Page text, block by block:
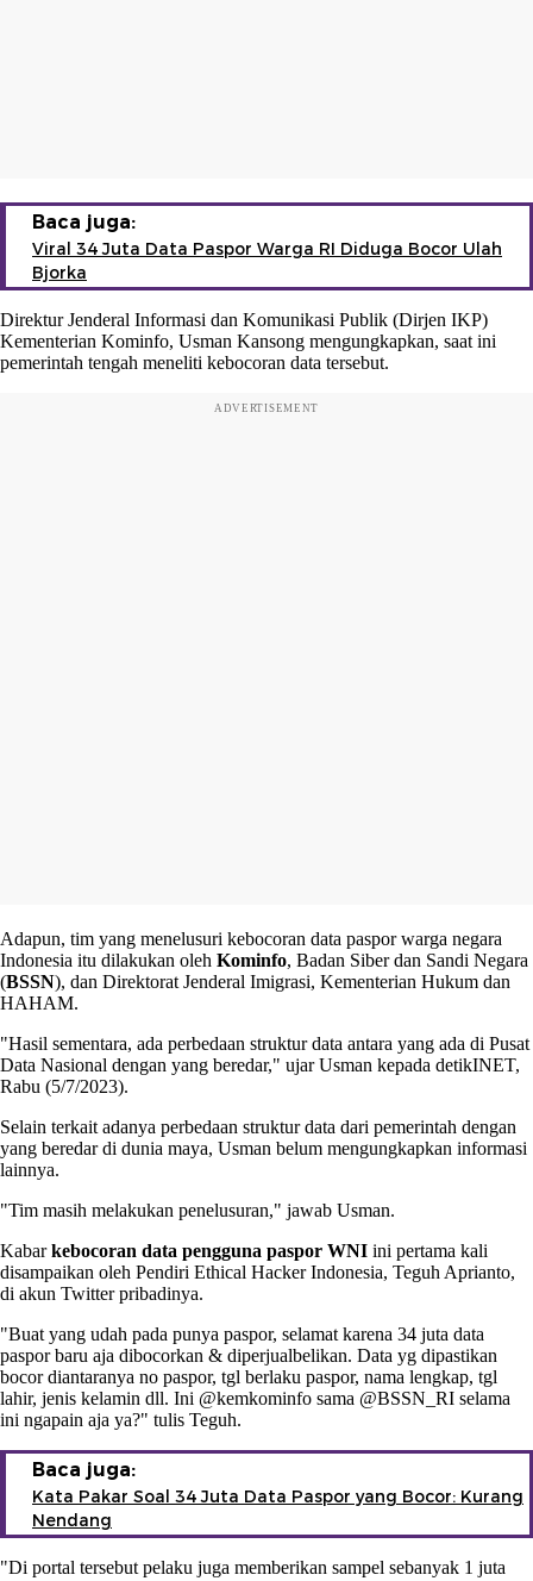
Baca juga:
Viral 34 Juta Data Paspor Warga RI Diduga Bocor Ulah
Bjorka
Direktur Jenderal Informasi dan Komunikasi Publik (Dirjen IKP)
Kementerian Kominfo, Usman Kansong mengungkapkan, saat ini
pemerintah tengah meneliti kebocoran data tersebut.
ADVERTISEMENT
Adapun, tim yang menelusuri kebocoran data paspor warga negara
Indonesia itu dilakukan oleh Kominfo, Badan Siber dan Sandi Negara
(BSSN), dan Direktorat Jenderal Imigrasi, Kementerian Hukum dan
HAHAM.
"Hasil sementara, ada perbedaan struktur data antara yang ada di Pusat
Data Nasional dengan yang beredar," ujar Usman kepada detikINET,
Rabu (5/7/2023).
Selain terkait adanya perbedaan struktur data dari pemerintah dengan
yang beredar di dunia maya, Usman belum mengungkapkan informasi
lainnya.
"Tim masih melakukan penelusuran," jawab Usman.
Kabarkebocoran data pengguna paspor WNI ini pertama kali
disampaikan oleh Pendiri Ethical Hacker Indonesia, Teguh Aprianto,
di akun Twitter pribadinya.
"Buat yang udah pada punya paspor, selamat karena 34 juta data
paspor baru aja dibocorkan & diperjualbelikan. Data yg dipastikan
bocor diantaranya no paspor, tgl berlaku paspor, nama lengkap, tgl
lahir, jenis kelamin dll. Ini @kemkominfo sama @BSSN_RI selama
ini ngapain aja ya?" tulis Teguh.
Baca juga:
Kata Pakar Soal 34 Juta Data Paspor yang Bocor: Kurang
Nendang
"Di portal tersebut pelaku juga memberikan sampel sebanyak 1 juta